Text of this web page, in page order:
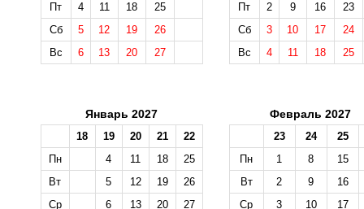
Пт
4 11 18
25
Сб
5 12 19
26
Вс
6 13 20 27
Пт
2 9 16
23
Сб
3 10 17
24
Вс
4 11 18 25
Январь 2027
18 19 20 21
22
Пн
4 11 18
25
Вт
5 12 19
26
Ср
6 13 20
27
Февраль 2027
23 24
25
Пн
1 8
15
Вт
2 9
16
Ср
3 10
17